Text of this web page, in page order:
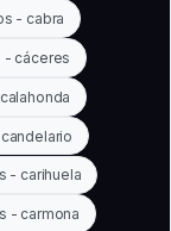
- cabra
- cáceres
- carihuela
- carmona